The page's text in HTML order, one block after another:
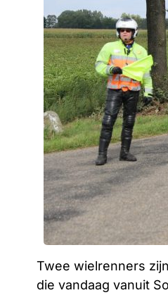
Twee wielrenners
die vandaag vanuit